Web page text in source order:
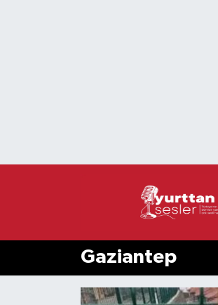
Gaziantep
Süper Lig Puan Durumu ve Fikstür